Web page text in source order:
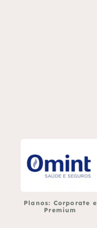
Planos: Corporate e
Premium